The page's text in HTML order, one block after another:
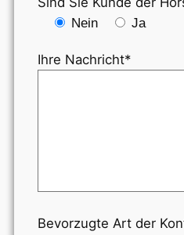
Nein Ja
Ihre Nachricht*
Bevorzugte Art der